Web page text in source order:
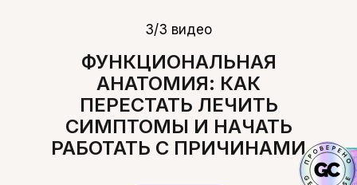
3/3 видео
ФУНКЦИОНАЛЬНАЯ
АНАТОМИЯ: КАК
ПЕРЕСТАТЬ ЛЕЧИТЬ
СИМПТОМЫ И НАЧАТЬ
РАБОТАТЬ С ПРИЧИНАМИ